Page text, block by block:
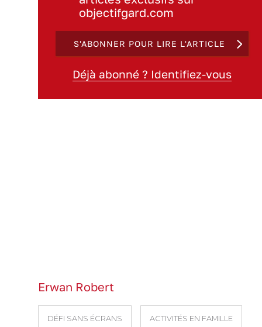
objectifgard.com
S'ABONNER POUR LIRE L'ARTICLE
Déjà abonné ? Identifiez-vous
Erwan Robert
DÉFI SANS ÉCRANS ACTIVITÉS EN FAMILLE